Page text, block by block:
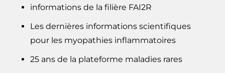
informations de la filière FAI2R
Les dernières informations scientifiques
pour les myopathies inflammatoires
25 ans de la plateforme maladies rares